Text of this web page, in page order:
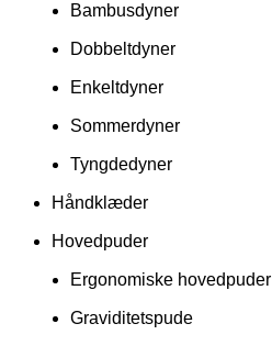
Bambusdyner
Dobbeltdyner
Enkeltdyner
Sommerdyner
Tyngdedyner
Håndklæder
Hovedpuder
Ergonomiske hovedpuder
Graviditetspude